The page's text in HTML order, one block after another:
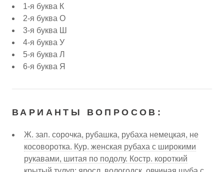
1-я буква К
2-я буква О
3-я буква Ш
4-я буква У
5-я буква Л
6-я буква Я
ВАРИАНТЫ ВОПРОСОВ:
Ж. зап. сорочка, рубашка, рубаха немецкая, не
косоворотка. Кур. женская рубаха с широкими
рукавами, шитая по подолу. Костр. короткий